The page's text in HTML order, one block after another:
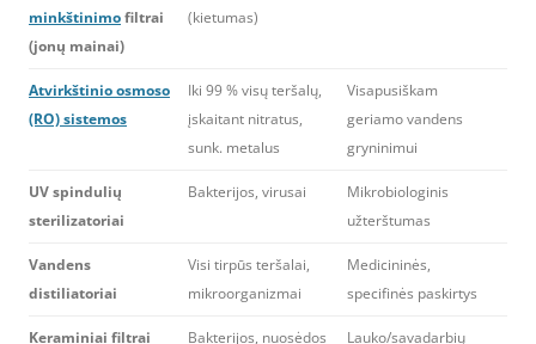
minkštinimofiltrai
(jonų mainai)
(kietumas)
Atvirkštinio osmoso
(RO) sistemos
Iki 99 % visų teršalų,
įskaitant nitratus,
sunk. metalus
Visapusiškam
geriamo vandens
gryninimui
UV spindulių
sterilizatoriai
Bakterijos, virusai
Mikrobiologinis
užterštumas
Vandens
distiliatoriai
Visi tirpūs teršalai,
mikroorganizmai
Medicininės,
specifinės paskirtys
Keraminiai filtrai Bakterijos, nuosėdos
Lauko/savadarbių